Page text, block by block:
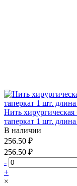
Нить
таперкат 1 шт.
В наличии
256.50 ₽
256.50 ₽
-
+
×